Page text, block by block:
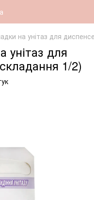
на унітаз для
унітаз для
1/2)